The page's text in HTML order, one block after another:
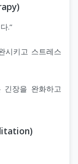
.”
시키고 스트레스
긴장을 완화하고